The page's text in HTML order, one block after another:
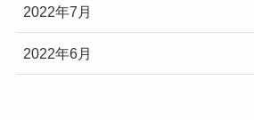
2022年7月
2022年6月